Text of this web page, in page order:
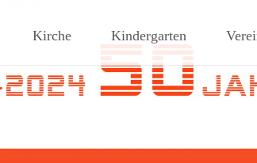
Dorf am Rande
Kirche Kindergarten